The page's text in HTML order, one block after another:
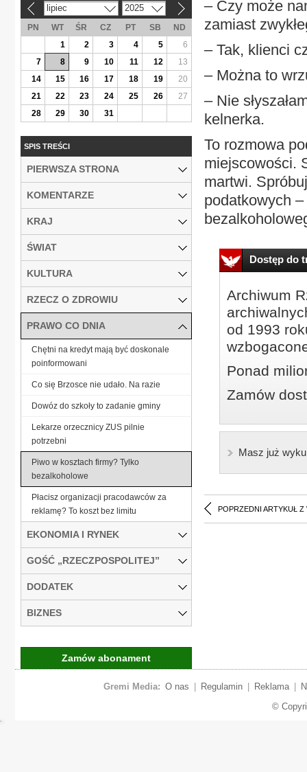
– Czy może
zamiast
– Tak, klienci
– Można to
– Nie
kelnerka.
To rozmowa
miejscowości.
martwi.
podatkowych
Dostęp do
Archiwum
od 1993
Ponad
Zamów
Masz już
POPRZEDNI ARTYKUŁ Z
lipiec 2025
PN WT ŚR CZ PT SB
ND
1
2 3 4 5
6
7
8 9 10 11 12
13
14
15 16 17 18 19
20
21
22 23 24 25 26
27
28
29 30 31
SPIS TREŚCI
PIERWSZA STRONA
KOMENTARZE
KRAJ
ŚWIAT
KULTURA
RZECZ O ZDROWIU
PRAWO CO DNIA
Chętni na kredyt mają być doskonale
poinformowani
Co się Brzosce nie udało. Na razie
Dowóz do szkoły to zadanie gminy
Lekarze orzecznicy ZUS pilnie
potrzebni
Piwo w kosztach firmy? Tylko
bezalkoholowe
Płacisz organizacji pracodawców za
reklamę? To koszt bez limitu
EKONOMIA I RYNEK
GOŚĆ „RZECZPOSPOLITEJ”
DODATEK
BIZNES
Zamów abonament
Gremi Media: O nas Regulamin Reklama
©